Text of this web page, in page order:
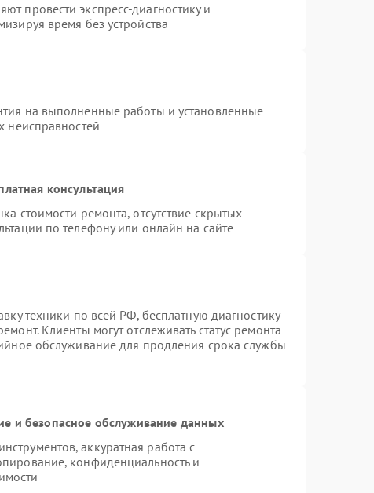
провести экспресс-диагностику и
время без устройства
на выполненные работы и установленные
неисправностей
консультация
стоимости ремонта, отсутствие скрытых
по телефону или онлайн на сайте
техники по всей РФ, бесплатную диагностику
Клиенты могут отслеживать статус ремонта
обслуживание для продления срока службы
и безопасное обслуживание данных
аккуратная работа с
конфиденциальность и